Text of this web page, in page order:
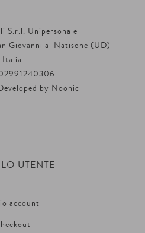
S.r.l. Unipersonale
Giovanni al Natisone (UD) –
Italia
by Noonic
UTENTE
account